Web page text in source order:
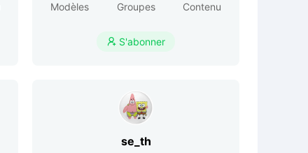
Modèles
Groupes
Contenu
 S'abonner
se_th